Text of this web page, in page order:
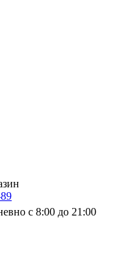
с 8:00 до 21:00